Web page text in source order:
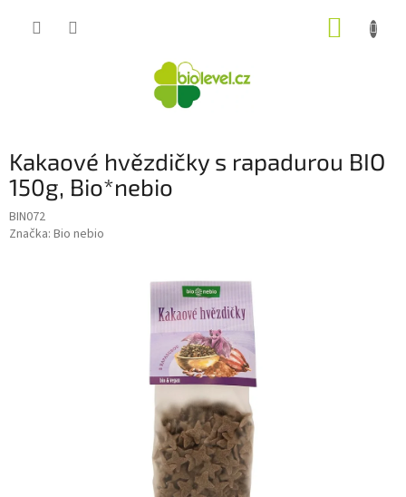
Kakaové hvězdičky s rapadurou BIO
150g, Bio*nebio
BIN072
Značka: Bio nebio